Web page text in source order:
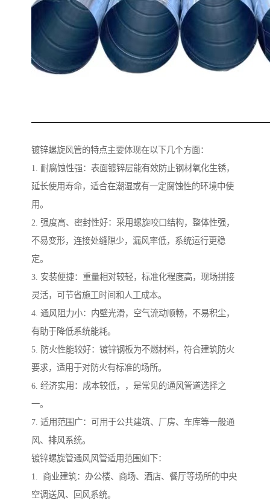
镀锌螺旋风管的特点主要体现在以下几个方面：
1. 耐腐蚀性强：表面镀锌层能有效防止钢材氧化生锈，
延长使用寿命，适合在潮湿或有一定腐蚀性的环境中使
用。
2. 强度高、密封性好：采用螺旋咬口结构，整体性强，
不易变形，连接处缝隙少，漏风率低，系统运行更稳
定。
3. 安装便捷：重量相对较轻，标准化程度高，现场拼接
灵活，可节省施工时间和人工成本。
4. 通风阻力小：内壁光滑，空气流动顺畅，不易积尘，
有助于降低系统能耗。
5. 防火性能较好：镀锌钢板为不燃材料，符合建筑防火
要求，适用于对防火有标准的场所。
6. 经济实用：成本较低，，是常见的通风管道选择之
一。
7. 适用范围广：可用于公共建筑、厂房、车库等一般通
风、排风系统。
镀锌螺旋管通风风管适用范围如下：
1. 商业建筑：办公楼、商场、酒店、餐厅等场所的中央
空调送风、回风系统。